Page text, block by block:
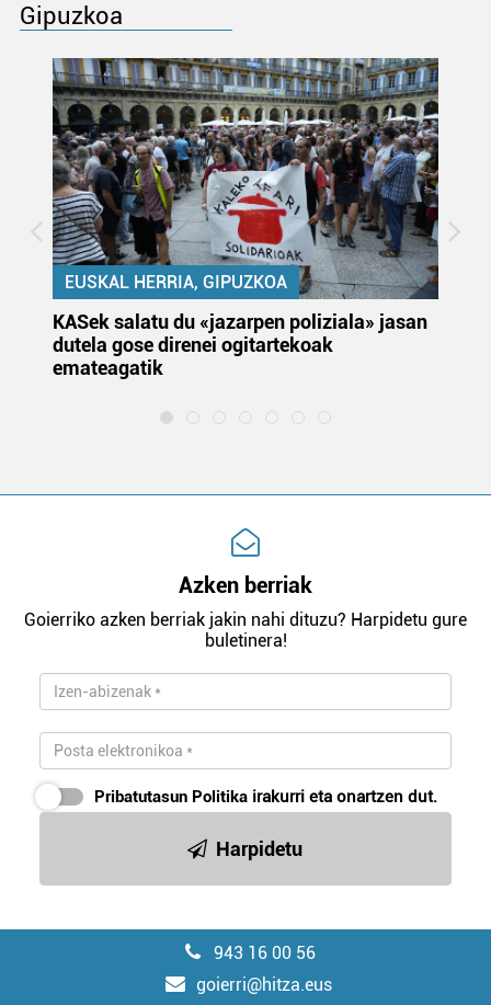
Gipuzkoa
EUSKAL HERRIA, GIPUZKOA
KASek salatu du «jazarpen poliziala» jasan
dutela gose direnei ogitartekoak
emateagatik
Azken berriak
Goierriko azken berriak jakin nahi dituzu? Harpidetu gure
buletinera!
Pribatutasun Politika irakurri eta onartzen dut.
Harpidetu
943 16 00 56
goierri@hitza.eus